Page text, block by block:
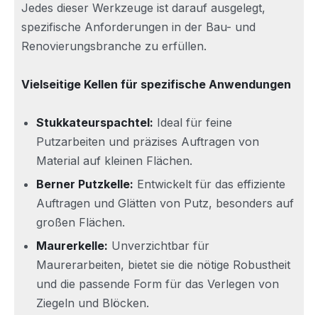
Jedes dieser Werkzeuge ist darauf ausgelegt,
spezifische Anforderungen in der Bau- und
Renovierungsbranche zu erfüllen.
Vielseitige Kellen für spezifische Anwendungen
Stukkateurspachtel: Ideal für feine
Putzarbeiten und präzises Auftragen von
Material auf kleinen Flächen.
Berner Putzkelle: Entwickelt für das effiziente
Auftragen und Glätten von Putz, besonders auf
großen Flächen.
Maurerkelle: Unverzichtbar für
Maurerarbeiten, bietet sie die nötige Robustheit
und die passende Form für das Verlegen von
Ziegeln und Blöcken.